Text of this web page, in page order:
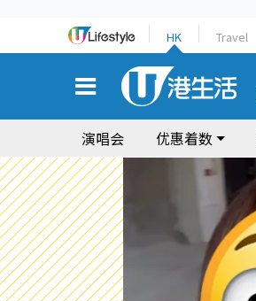
HK Travel
演唱会 优惠着数